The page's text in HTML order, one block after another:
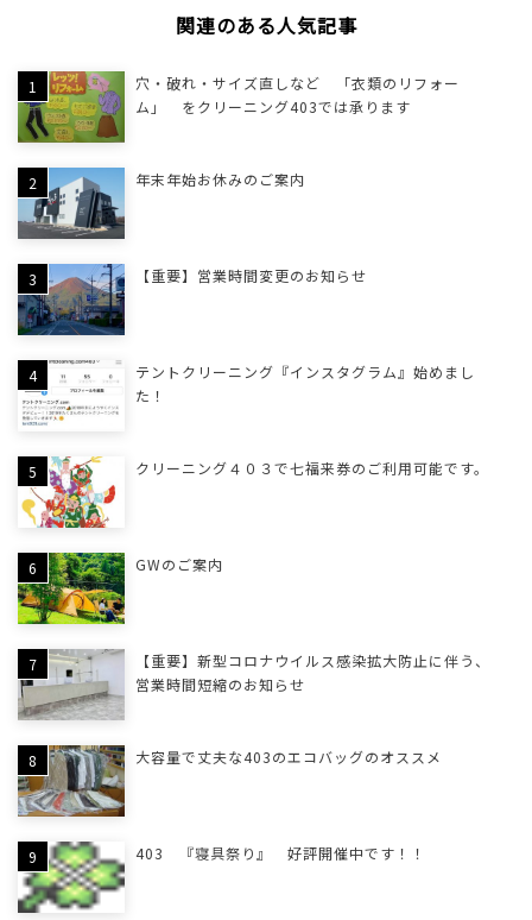
関連のある人気記事
穴・破れ・サイズ直しなど 「衣類のリフォー
ム」 をクリーニング403では承ります
年末年始お休みのご案内
【重要】営業時間変更のお知らせ
テントクリーニング『インスタグラム』始めまし
た！
クリーニング４０３で七福来券のご利用可能です。
GWのご案内
【重要】新型コロナウイルス感染拡大防止に伴う、
営業時間短縮のお知らせ
大容量で丈夫な403のエコバッグのオススメ
403 『寝具祭り』 好評開催中です！！